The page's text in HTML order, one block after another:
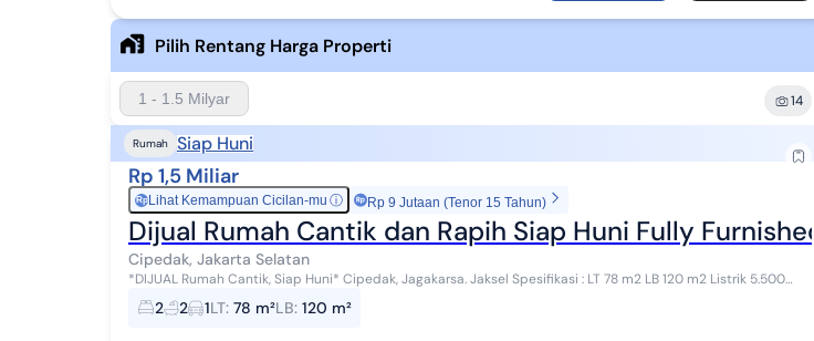
Pilih Rentang Harga Properti
1 - 1.5 Milyar 14
Rumah Siap Huni
Rp 1,5 Miliar
RpLihat Kemampuan Cicilan-mu ⓘ Rp 9 Jutaan (Tenor 15 Tahun)
Dijual Rumah Cantik dan Rapih Siap Huni Fully
Cipedak, Jakarta Selatan
*DIJUAL Rumah Cantik, Siap Huni* Cipedak, Jagakarsa. Jaksel Spesifikasi : LT 78 m2 LB 120 m2 Listrik 5.500
2 2 1LT: 78 m²LB: 120 m²